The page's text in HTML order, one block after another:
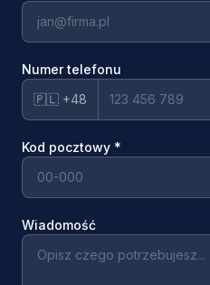
Numer telefonu
🇵🇱 +48
Kod pocztowy *
Wiadomość